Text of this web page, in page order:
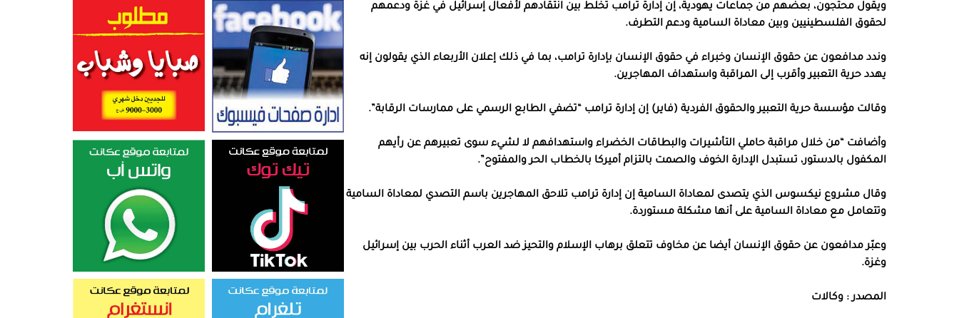
ويقول محتجون، بعضهم من جماعات يهودية، إن إدارة ترامب تخلط بين انتقادهم لأفعال إسرائيل في غزة ودعمهم
لحقوق الفلسطينيين وبين معاداة السامية ودعم التطرف.
وندد مدافعون عن حقوق الإنسان وخبراء في حقوق الإنسان بإدارة ترامب، بما في ذلك إعلان الأربعاء الذي يقولون إنه
يهدد حرية التعبير وأقرب إلى المراقبة واستهداف المهاجرين.
وقالت مؤسسة حرية التعبير والحقوق الفردية (فاير) إن إدارة ترامب “تضفي الطابع الرسمي على ممارسات الرقابة”.
وأضافت “من خلال مراقبة حاملي التأشيرات والبطاقات الخضراء واستهدافهم لا لشيء سوى تعبيرهم عن رأيهم
المكفول بالدستور، تستبدل الإدارة الخوف والصمت بالتزام أميركا بالخطاب الحر والمفتوح”.
وقال مشروع نيكسوس الذي يتصدى لمعاداة السامية إن إدارة ترامب تلاحق المهاجرين باسم التصدي لمعاداة السامية
وتتعامل مع معاداة السامية على أنها مشكلة مستوردة.
وعبّر مدافعون عن حقوق الإنسان أيضا عن مخاوف تتعلق برهاب الإسلام والتحيز ضد العرب أثناء الحرب بين إسرائيل
وغزة.
المصدر : وكالات